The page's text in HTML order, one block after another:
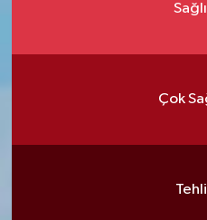
Çok